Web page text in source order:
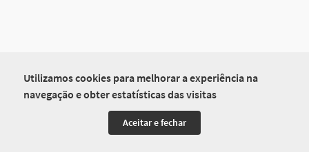
Utilizamos cookies para melhorar a experiência na
navegação e obter estatísticas das visitas
Aceitar e fechar